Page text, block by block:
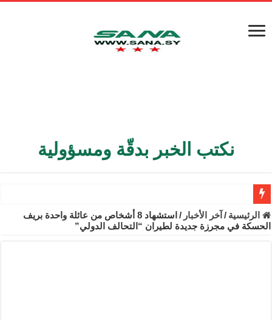
نكتب الخبر بدقّة ومسؤولية
الأمن الداخلي يعثر على مقبرة جماعية في ريف اللاذقية تضم 9 جثامين
الوزير الشيباني يبحث في باريس تعزيز الاستقرار في سوريا
الرئيسية / آخر الأخبار /
استشهاد 8 أشخاص من عائلة واحدة بريف
الحسكة في مجرزة جديدة لطيران “التحالف الدولي”